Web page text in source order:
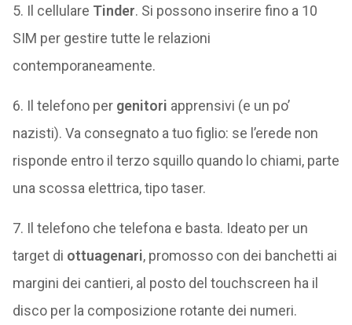
5. Il cellulare Tinder. Si possono inserire fino a 10
SIM per gestire tutte le relazioni
contemporaneamente.
6. Il telefono per genitori apprensivi (e un po’
nazisti). Va consegnato a tuo figlio: se l’erede non
risponde entro il terzo squillo quando lo chiami, parte
una scossa elettrica, tipo taser.
7. Il telefono che telefona e basta. Ideato per un
target di ottuagenari, promosso con dei banchetti ai
margini dei cantieri, al posto del touchscreen ha il
disco per la composizione rotante dei numeri.